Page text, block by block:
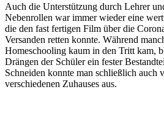
Auch die Unterstützung durch Lehrer
Nebenrollen war immer wieder eine
die den fast fertigen Film über die
Versanden retten konnte. Während
Homeschooling kaum in den Tritt kam,
Drängen der Schüler ein fester
Schneiden konnte man schließlich auch
verschiedenen Zuhauses aus.